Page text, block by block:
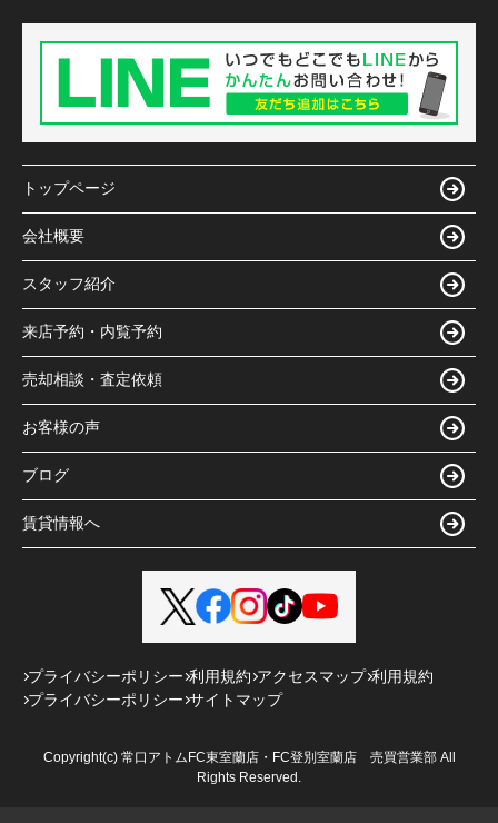
トップページ
会社概要
スタッフ紹介
来店予約・内覧予約
売却相談・査定依頼
お客様の声
ブログ
賃貸情報へ
プライバシーポリシー 利用規約 アクセスマップ 利用規約
プライバシーポリシー サイトマップ
Copyright(c) 常口アトムFC東室蘭店・FC登別室蘭店 売買営業部 All
Rights Reserved.